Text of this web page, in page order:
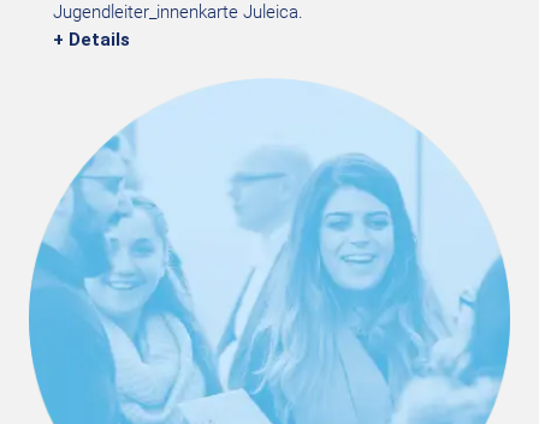
Jugendleiter_innenkarte Juleica.
+ Details